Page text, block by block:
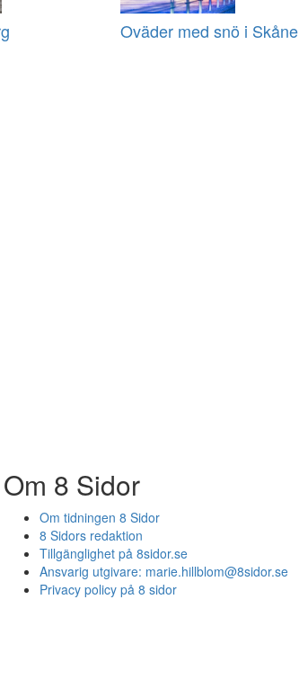
Oväder med snö i Skåne
Om 8 Sidor
Om tidningen 8 Sidor
8 Sidors redaktion
Tillgänglighet på 8sidor.se
Ansvarig utgivare: marie.hillblom@8sidor.se
Privacy policy på 8 sidor